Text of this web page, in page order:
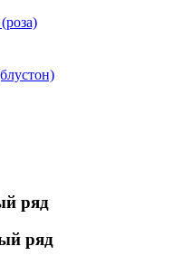
ряд
ряд